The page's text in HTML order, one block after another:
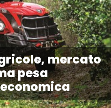
mercato
pesa